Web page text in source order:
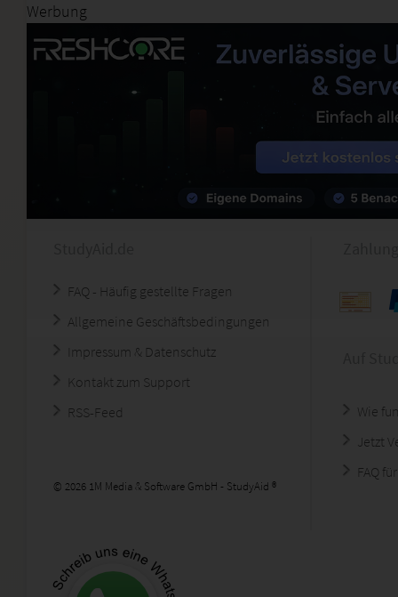
Werbung
FAQ - Häufig gestellte Fragen
Allgemeine Geschäftsbedingungen
Impressum & Datenschutz
Kontakt zum Support
RSS-Feed
© 2026 1M Media & Software GmbH - StudyAid ®
Wie
Jetzt
FAQ